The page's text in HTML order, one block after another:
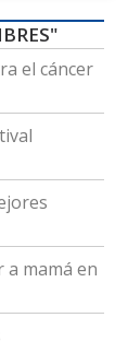
el cáncer
mamá en